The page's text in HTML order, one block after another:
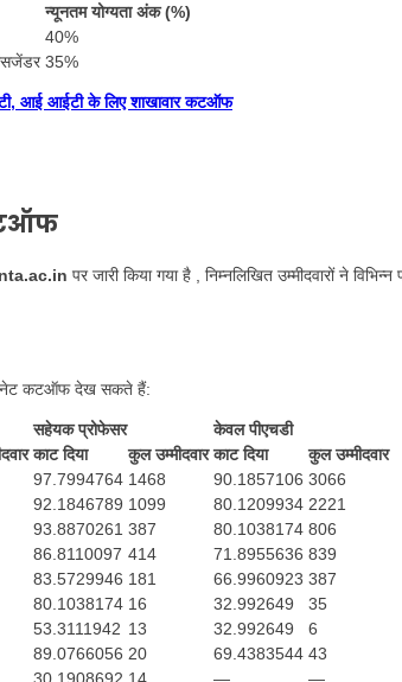
न्यूनतम योग्यता अंक (%)
40%
35%
आई आईटी के लिए शाखावार कटऑफ
पर जारी किया गया है , निम्नलिखित उम्मीदवारों ने
नेट कटऑफ देख सकते हैं:
सहेयक प्रोफेसर
केवल पीएचडी
काट दिया कुल उम्मीदवार काट दिया
कुल उम्मीदवार
97.7994764 1468 90.1857106 3066
92.1846789 1099 80.1209934 2221
93.8870261 387 80.1038174 806
86.8110097 414 71.8955636 839
83.5729946 181 66.9960923 387
80.1038174 16 32.992649
35
53.3111942 13 32.992649
6
89.0766056 20 69.4383544 43